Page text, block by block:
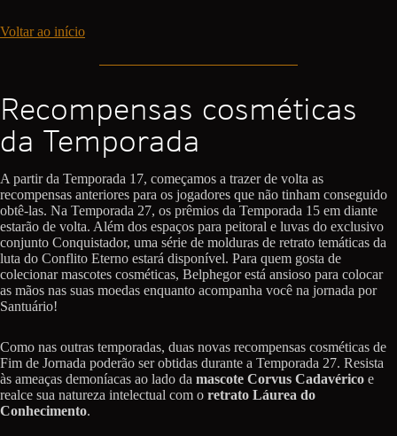
Voltar ao início
Recompensas cosméticas
da Temporada
A partir da Temporada 17, começamos a trazer de volta as
recompensas anteriores para os jogadores que não tinham conseguido
obtê-las. Na Temporada 27, os prêmios da Temporada 15 em diante
estarão de volta. Além dos espaços para peitoral e luvas do exclusivo
conjunto Conquistador, uma série de molduras de retrato temáticas da
luta do Conflito Eterno estará disponível. Para quem gosta de
colecionar mascotes cosméticas, Belphegor está ansioso para colocar
as mãos nas suas moedas enquanto acompanha você na jornada por
Santuário!
Como nas outras temporadas, duas novas recompensas cosméticas de
Fim de Jornada poderão ser obtidas durante a Temporada 27. Resista
às ameaças demoníacas ao lado da mascote Corvus Cadavérico e
realce sua natureza intelectual com o retrato Láurea do
Conhecimento.